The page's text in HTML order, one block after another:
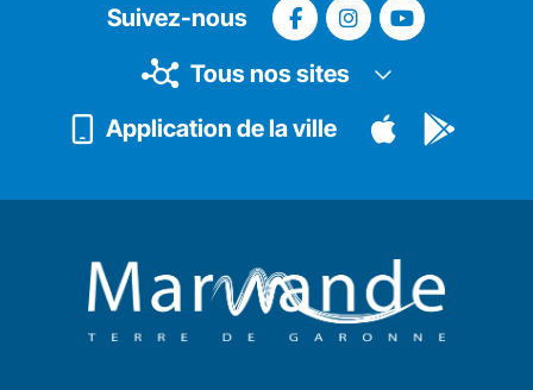
Suivez-nous
Tous nos sites
Application de la ville